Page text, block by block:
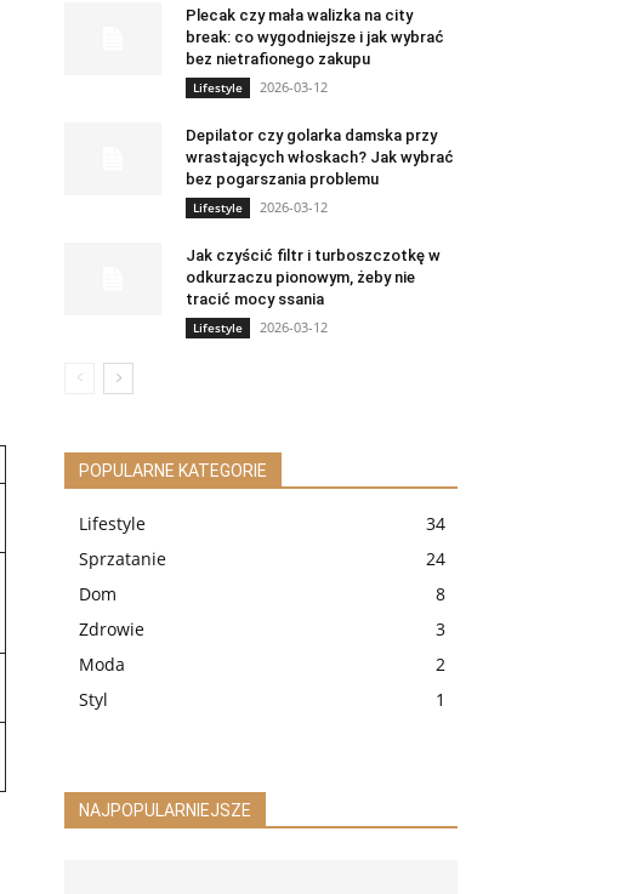
Plecak czy mała walizka na city
break: co wygodniejsze i jak wybrać
bez nietrafionego zakupu
Lifestyle 2026-03-12
Depilator czy golarka damska przy
wrastających włoskach? Jak wybrać
bez pogarszania problemu
Lifestyle 2026-03-12
Jak czyścić filtr i turboszczotkę w
odkurzaczu pionowym, żeby nie
tracić mocy ssania
Lifestyle 2026-03-12
POPULARNE KATEGORIE
Lifestyle
34
Sprzatanie
24
Dom
8
Zdrowie
3
Moda
2
Styl
1
NAJPOPULARNIEJSZE